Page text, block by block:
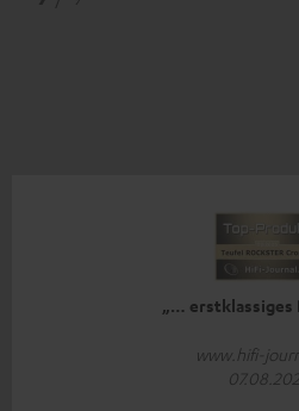
„… erstklassiges
www.hifi-